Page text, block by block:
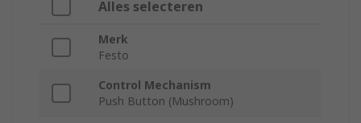
Alles selecteren
Merk
Festo
Control Mechanism
Push Button (Mushroom)